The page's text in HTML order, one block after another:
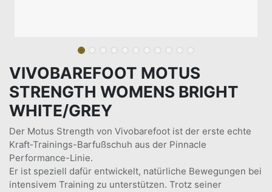
VIVOBAREFOOT MOTUS
STRENGTH WOMENS BRIGHT
WHITE/GREY
Der Motus Strength von Vivobarefoot ist der erste echte
Kraft‑Trainings-Barfußschuh aus der Pinnacle
Performance-Linie.
Er ist speziell dafür entwickelt, natürliche Bewegungen bei
intensivem Training zu unterstützen. Trotz seiner